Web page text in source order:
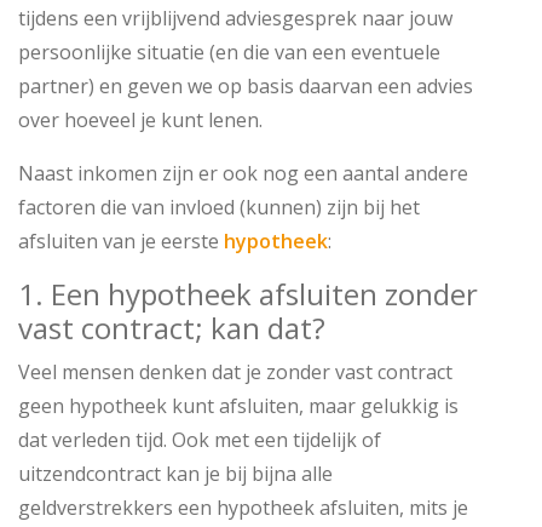
tijdens een vrijblijvend adviesgesprek naar jouw
persoonlijke situatie (en die van een eventuele
partner) en geven we op basis daarvan een advies
over hoeveel je kunt lenen.
Naast inkomen zijn er ook nog een aantal andere
factoren die van invloed (kunnen) zijn bij het
afsluiten van je eerste hypotheek:
1. Een hypotheek afsluiten zonder
vast contract; kan dat?
Veel mensen denken dat je zonder vast contract
geen hypotheek kunt afsluiten, maar gelukkig is
dat verleden tijd. Ook met een tijdelijk of
uitzendcontract kan je bij bijna alle
geldverstrekkers een hypotheek afsluiten, mits je